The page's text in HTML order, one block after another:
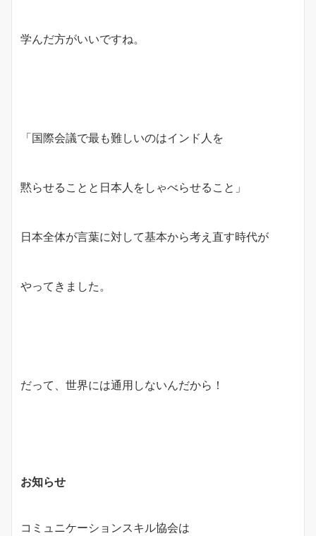
学んだ方がいいですね。
「国際会議で最も難しいのはインド人を
黙らせることと日本人をしゃべらせること」
日本全体が言葉に対して基本から考え直す時代が
やってきました。
だって、世界には通用しないんだから！
お知らせ
コミュニケーションスキル協会は